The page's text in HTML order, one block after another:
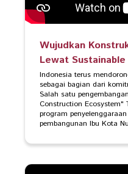
Wujudkan
Lewat
Indonesia terus
sebagai bagian dari
Salah satu
Construction
program
pembangunan Ibu Kota